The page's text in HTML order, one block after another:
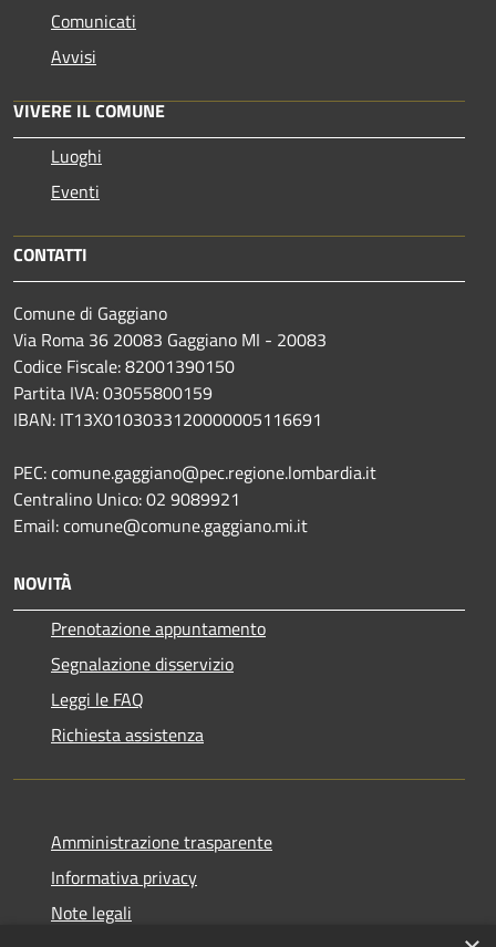
Comunicati
Avvisi
VIVERE IL COMUNE
Luoghi
Eventi
CONTATTI
Comune di Gaggiano
Via Roma 36 20083 Gaggiano MI - 20083
Codice Fiscale: 82001390150
Partita IVA: 03055800159
IBAN: IT13X0103033120000005116691
PEC: comune.gaggiano@pec.regione.lombardia.it
Centralino Unico: 02 9089921
Email: comune@comune.gaggiano.mi.it
NOVITÀ
Prenotazione appuntamento
Segnalazione disservizio
Leggi le FAQ
Richiesta assistenza
Amministrazione trasparente
Informativa privacy
Note legali